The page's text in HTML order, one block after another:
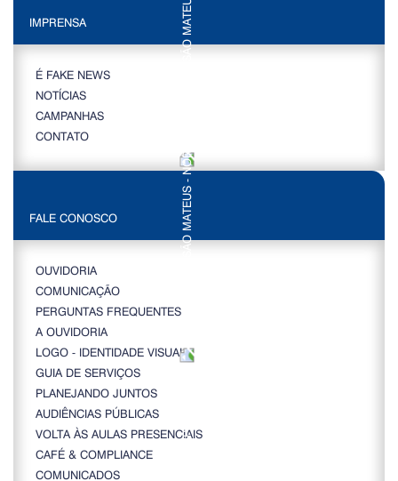
IMPRENSA
É FAKE NEWS
NOTÍCIAS
CAMPANHAS
CONTATO
FALE CONOSCO
OUVIDORIA
COMUNICAÇÃO
PERGUNTAS FREQUENTES
A OUVIDORIA
LOGO - IDENTIDADE VISUAL
GUIA DE SERVIÇOS
PLANEJANDO JUNTOS
AUDIÊNCIAS PÚBLICAS
VOLTA ÀS AULAS PRESENCIAIS
CAFÉ & COMPLIANCE
COMUNICADOS